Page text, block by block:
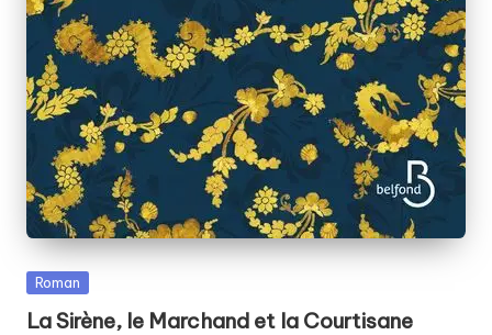
Posted
Roman
La Sirène, le Marchand et la Courtisane